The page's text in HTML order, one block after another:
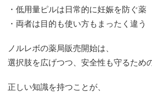
・低用量ピルは日常的に妊娠を防ぐ薬
・両者は目的も使い方もまったく違う
ノルレボの薬局販売開始は、
選択肢を広げつつ、安全性も守るため
正しい知識を持つことが、